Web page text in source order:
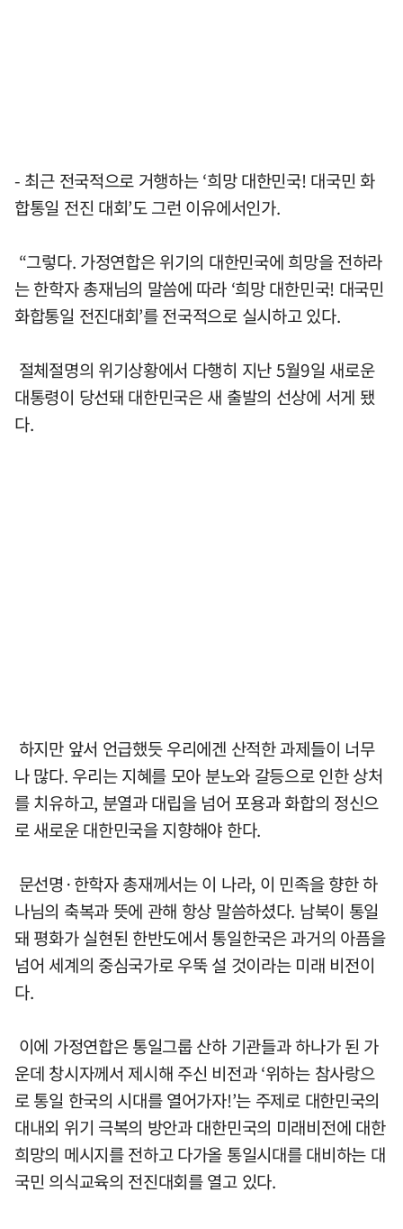
- 최근 전국적으로 거행하는 ‘희망 대한민국! 대국민 화
합통일 전진 대회’도 그런 이유에서인가.
“그렇다. 가정연합은 위기의 대한민국에 희망을 전하라
는 한학자 총재님의 말씀에 따라 ‘희망 대한민국! 대국민
화합통일 전진대회’를 전국적으로 실시하고 있다.
절체절명의 위기상황에서 다행히 지난 5월9일 새로운
대통령이 당선돼 대한민국은 새 출발의 선상에 서게 됐
다.
하지만 앞서 언급했듯 우리에겐 산적한 과제들이 너무
나 많다. 우리는 지혜를 모아 분노와 갈등으로 인한 상처
를 치유하고, 분열과 대립을 넘어 포용과 화합의 정신으
로 새로운 대한민국을 지향해야 한다.
문선명·한학자 총재께서는 이 나라, 이 민족을 향한 하
나님의 축복과 뜻에 관해 항상 말씀하셨다. 남북이 통일
돼 평화가 실현된 한반도에서 통일한국은 과거의 아픔을
넘어 세계의 중심국가로 우뚝 설 것이라는 미래 비전이
다.
이에 가정연합은 통일그룹 산하 기관들과 하나가 된 가
운데 창시자께서 제시해 주신 비전과 ‘위하는 참사랑으
로 통일 한국의 시대를 열어가자!’는 주제로 대한민국의
대내외 위기 극복의 방안과 대한민국의 미래비전에 대한
희망의 메시지를 전하고 다가올 통일시대를 대비하는 대
국민 의식교육의 전진대회를 열고 있다.